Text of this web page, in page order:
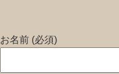
お名前 (必須)